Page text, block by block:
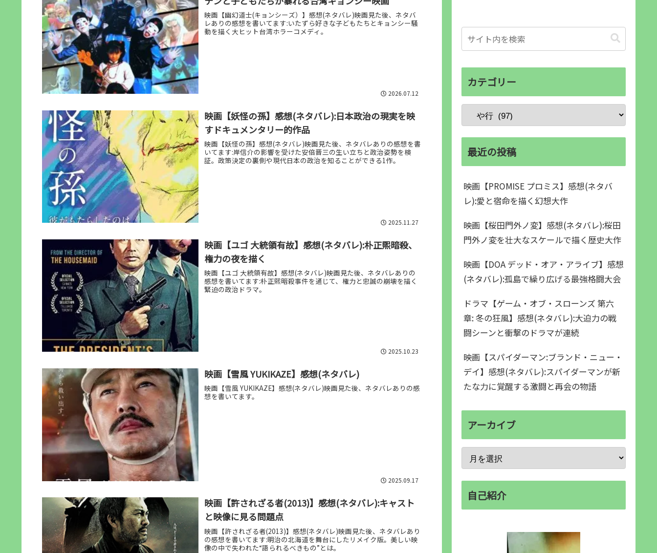
映画【幽幻道士(キョンシーズ）】感想(ネタバレ)映画見た後、ネタバ
レありの感想を書いてます:いたずら好きな子どもたちとキョンシー騒
動を描く大ヒット台湾ホラーコメディ。
2026.07.12
映画【妖怪の孫】感想(ネタバレ):日本政治の現実を映
すドキュメンタリー的作品
映画【妖怪の孫】感想(ネタバレ)映画見た後、ネタバレありの感想を書
いてます:岸信介の影響を受けた安倍晋三の生い立ちと政治姿勢を検
証。政策決定の裏側や現代日本の政治を知ることができる1作。
2025.11.27
映画【ユゴ 大統領有故】感想(ネタバレ):朴正煕暗殺、
権力の夜を描く
映画【ユゴ 大統領有故】感想(ネタバレ)映画見た後、ネタバレありの
感想を書いてます:朴正煕暗殺事件を通じて、権力と忠誠の崩壊を描く
緊迫の政治ドラマ。
2025.10.23
映画【雪風 YUKIKAZE】感想(ネタバレ)
映画【雪風 YUKIKAZE】感想(ネタバレ)映画見た後、ネタバレありの感
想を書いてます。
2025.09.17
映画【許されざる者(2013)】感想(ネタバレ):キャスト
と映像に見る問題点
映画【許されざる者(2013)】感想(ネタバレ)映画見た後、ネタバレあり
の感想を書いてます:明治の北海道を舞台にしたリメイク版。美しい映
像の中で失われた“語られるべきもの”とは。
カテゴリー
最近の投稿
映画【PROMISE プロミス】感想(ネタバ
レ):愛と宿命を描く幻想大作
映画【桜田門外ノ変】感想(ネタバレ):桜田
門外ノ変を壮大なスケールで描く歴史大作
映画【DOA デッド・オア・アライブ】感想
(ネタバレ):孤島で繰り広げる最強格闘大会
ドラマ【ゲーム・オブ・スローンズ 第六
章: 冬の狂風】感想(ネタバレ):大迫力の戦
闘シーンと衝撃のドラマが連続
映画【スパイダーマン:ブランド・ニュー・
デイ】感想(ネタバレ):スパイダーマンが新
たな力に覚醒する激闘と再会の物語
アーカイブ
自己紹介